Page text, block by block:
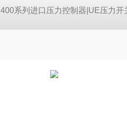
400系列进口压力控制器|UE压力开